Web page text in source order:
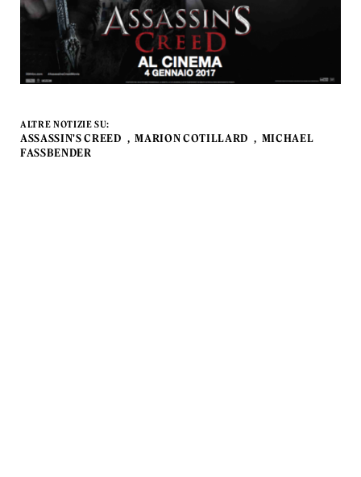
ALTRE NOTIZIE SU:
ASSASSIN'S CREED MARION COTILLARD
MICHAEL
FASSBENDER